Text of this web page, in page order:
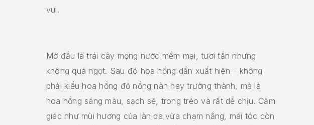
vui.
Mở đầu là trái cây mọng nước mềm mại, tươi tắn nhưng
không quá ngọt. Sau đó hoa hồng dần xuất hiện – không
phải kiểu hoa hồng đỏ nồng nàn hay trưởng thành, mà là
hoa hồng sáng màu, sạch sẽ, trong trẻo và rất dễ chịu. Cảm
giác như mùi hương của làn da vừa chạm nắng, mái tóc còn